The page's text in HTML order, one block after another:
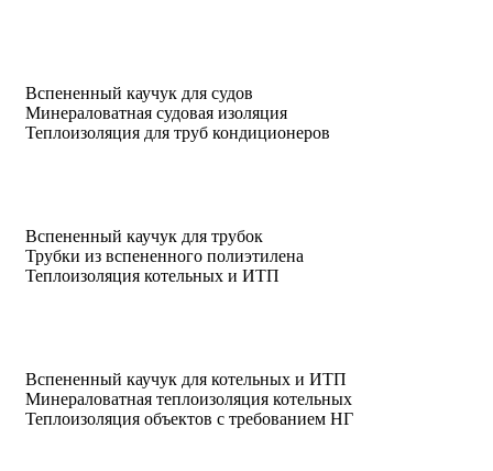
Вспененный каучук для судов
Минераловатная судовая изоляция
Теплоизоляция для труб кондиционеров
Вспененный каучук для трубок
Трубки из вспененного полиэтилена
Теплоизоляция котельных и ИТП
Вспененный каучук для котельных и ИТП
Минераловатная теплоизоляция котельных
Теплоизоляция объектов с требованием НГ